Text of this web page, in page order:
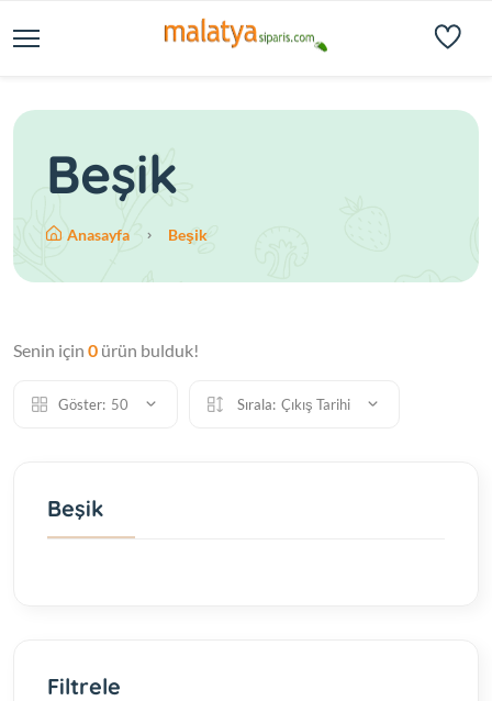
Beşik
Anasayfa Beşik
Senin için 0 ürün bulduk!
Göster: 50 Sırala: Çıkış Tarihi
Beşik
Filtrele